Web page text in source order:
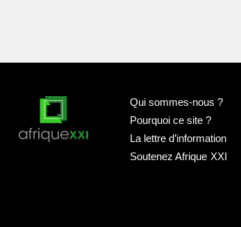
Qui sommes-nous ?
Pourquoi ce site ?
La lettre d’information
Soutenez Afrique XXI